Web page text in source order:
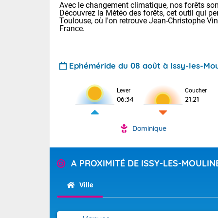
Pour la
Tendance
Avec le changement climatique, nos forêts
Découvrez la Météo des forêts, cet outil qui
Toulouse, où l'on retrouve Jean-Christophe
France.
Ephéméride du 08 août à Issy-les-
Lever
06:34
Coucher
21:21
Dominique
A PROXIMITÉ DE ISSY-LES-
Ville
Voici les
31 Lyon : 35
: 32 Nancy :
Corse.
Les orages